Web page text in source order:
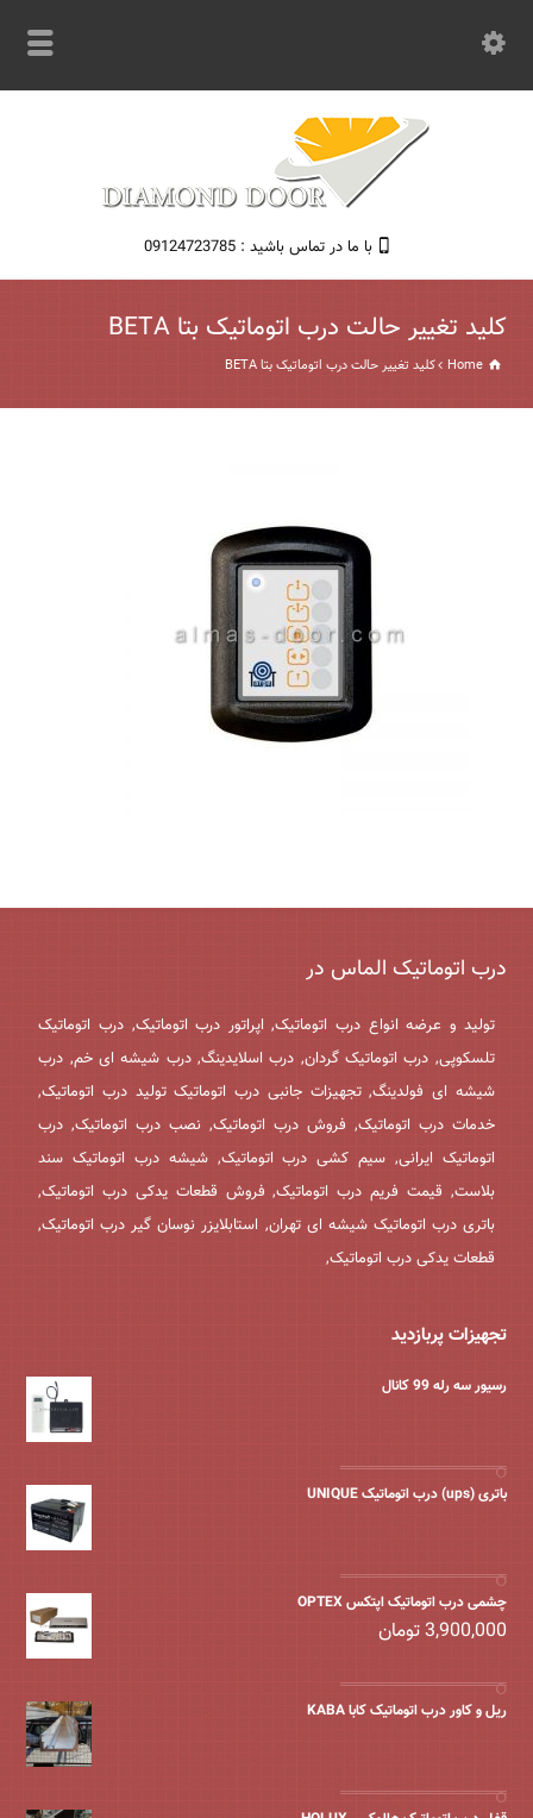
با ما در تماس باشید : 09124723785
کلید تغییر حالت درب اتوماتیک بتا BETA
Home کلید تغییر حالت درب اتوماتیک بتا BETA
درب اتوماتیک الماس در
تولید و عرضه انواع درب اتوماتیک, اپراتور درب اتوماتیک, درب اتوماتیک
تلسکوپی, درب اتوماتیک گردان, درب اسلایدینگ, درب شیشه ای خم, درب
شیشه ای فولدینگ, تجهیزات جانبی درب اتوماتیک تولید درب اتوماتیک,
خدمات درب اتوماتیک, فروش درب اتوماتیک, نصب درب اتوماتیک, درب
اتوماتیک ایرانی, سیم کشی درب اتوماتیک, شیشه درب اتوماتیک سند
بلاست, قیمت فریم درب اتوماتیک, فروش قطعات یدکی درب اتوماتیک,
باتری درب اتوماتیک شیشه ای تهران, استابلایزر نوسان گیر درب اتوماتیک,
قطعات یدکی درب اتوماتیک,
تجهیزات پربازدید
رسیور سه رله 99 کانال
باتری (ups) درب اتوماتیک UNIQUE
چشمی درب اتوماتیک اپتکس OPTEX
3,900,000تومان
ریل و کاور درب اتوماتیک کابا KABA